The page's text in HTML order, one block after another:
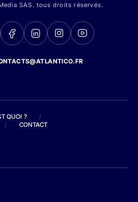
SAS. tous droits réservés.
QUOI ?
/
/ CONTACT